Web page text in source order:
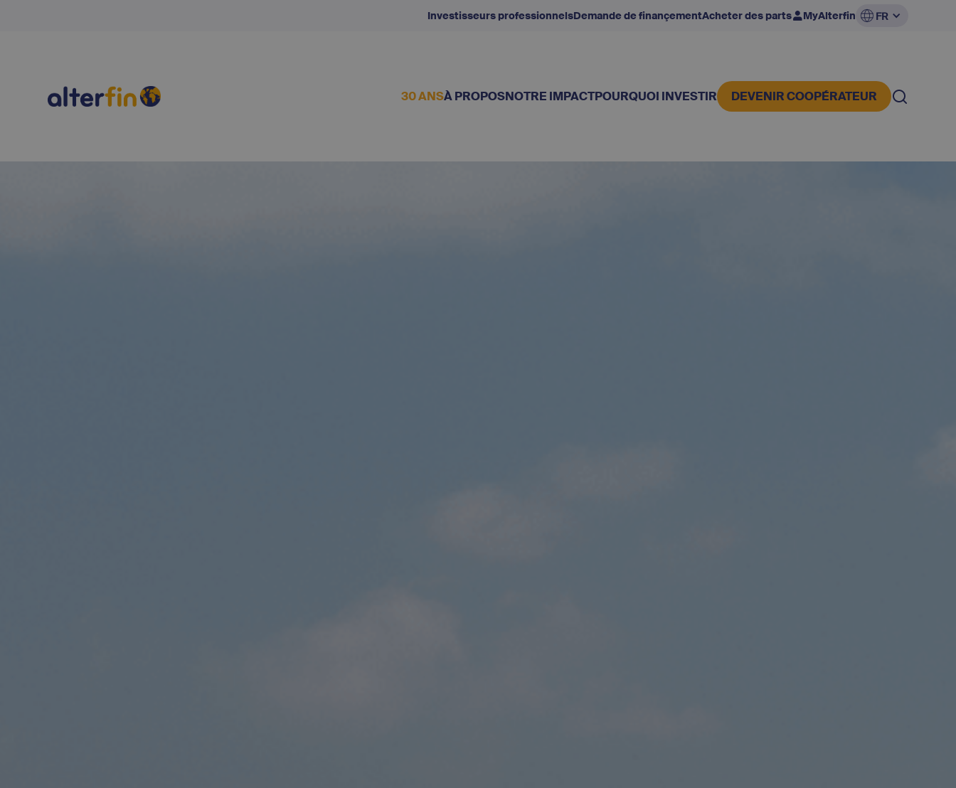
Investisseurs professionnelsDemande de finançementAcheter des parts MyAlterfin FR
30 ANSÀ PROPOSNOTRE IMPACTPOURQUOI INVESTIR DEVENIR COOPÉRATEUR